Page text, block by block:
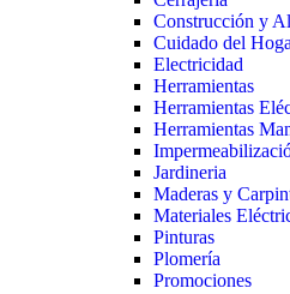
Construcción y
Cuidado del
Electricidad
Herramientas
Herramientas
Herramientas
Jardineria
Maderas y
Materiales
Pinturas
Plomería
Promociones